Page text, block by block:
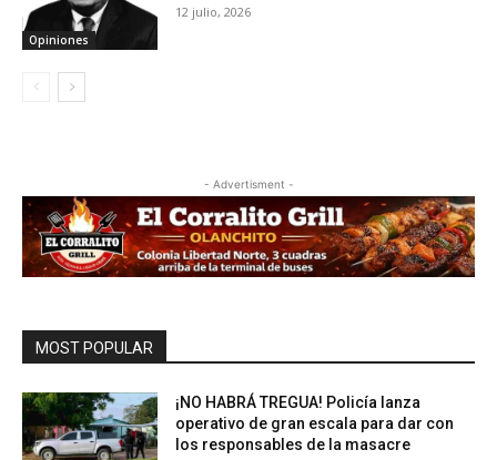
Opiniones
12 julio, 2026
- Advertisment -
MOST POPULAR
¡NO HABRÁ TREGUA! Policía lanza
operativo de gran escala para dar con
los responsables de la masacre